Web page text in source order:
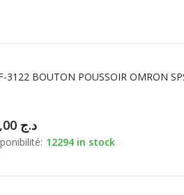
د.ج
12294 in stock